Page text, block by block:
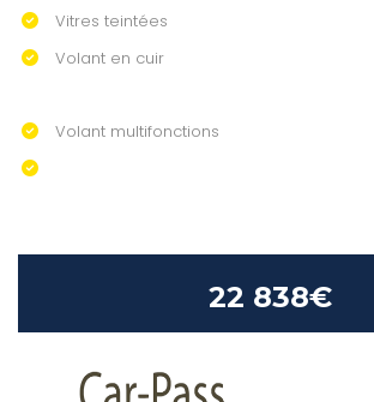
Vitres teintées
Volant en cuir
Volant multifonctions
22 838€